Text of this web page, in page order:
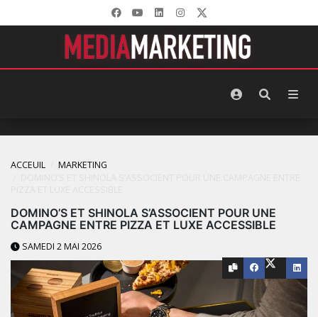
ACCEUIL
MARKETING
DOMINO’S ET SHINOLA S’ASSOCIENT POUR UNE
CAMPAGNE ENTRE PIZZA ET LUXE ACCESSIBLE
SAMEDI 2 MAI 2026